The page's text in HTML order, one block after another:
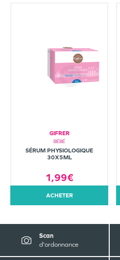
GIFRER
BÉBÉ
SÉRUM PHYSIOLOGIQUE
30X5ML
1,99€
ACHETER
Scan
d'ordonnance